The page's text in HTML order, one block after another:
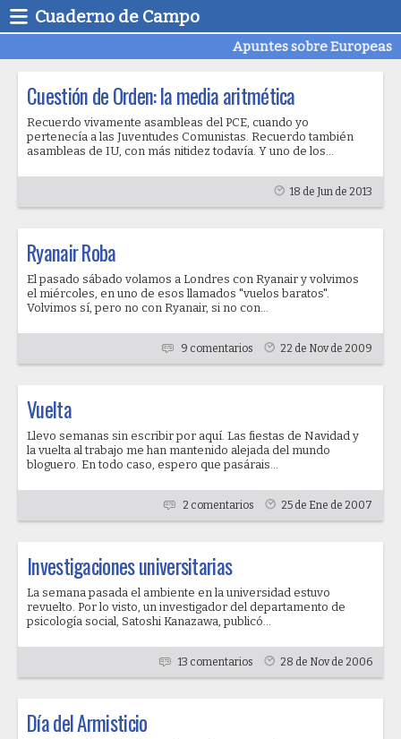
Cuaderno de Campo
Apuntes sobre Europeas
Cuestión de Orden: la media aritmética
Recuerdo vivamente asambleas del PCE, cuando yo
pertenecía a las Juventudes Comunistas. Recuerdo también
asambleas de IU, con más nitidez todavía. Y uno de los...
18 de Jun de 2013
Ryanair Roba
El pasado sábado volamos a Londres con Ryanair y volvimos
el miércoles, en uno de esos llamados "vuelos baratos".
Volvimos sí, pero no con Ryanair, si no con...
9 comentarios 22 de Nov de 2009
Vuelta
Llevo semanas sin escribir por aquí. Las fiestas de Navidad y
la vuelta al trabajo me han mantenido alejada del mundo
bloguero. En todo caso, espero que pasárais...
2 comentarios 25 de Ene de 2007
Investigaciones universitarias
La semana pasada el ambiente en la universidad estuvo
revuelto. Por lo visto, un investigador del departamento de
psicología social, Satoshi Kanazawa, publicó...
13 comentarios 28 de Nov de 2006
Día del Armisticio